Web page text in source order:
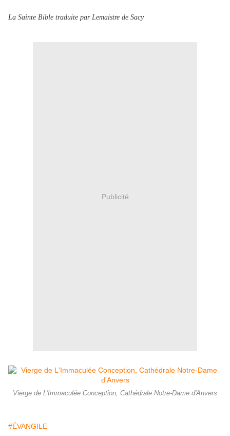
La Sainte Bible traduite par Lemaistre de Sacy
Publicité
Vierge de L'Immaculée Conception, Cathédrale Notre-Dame d'Anvers
#ÉVANGILE